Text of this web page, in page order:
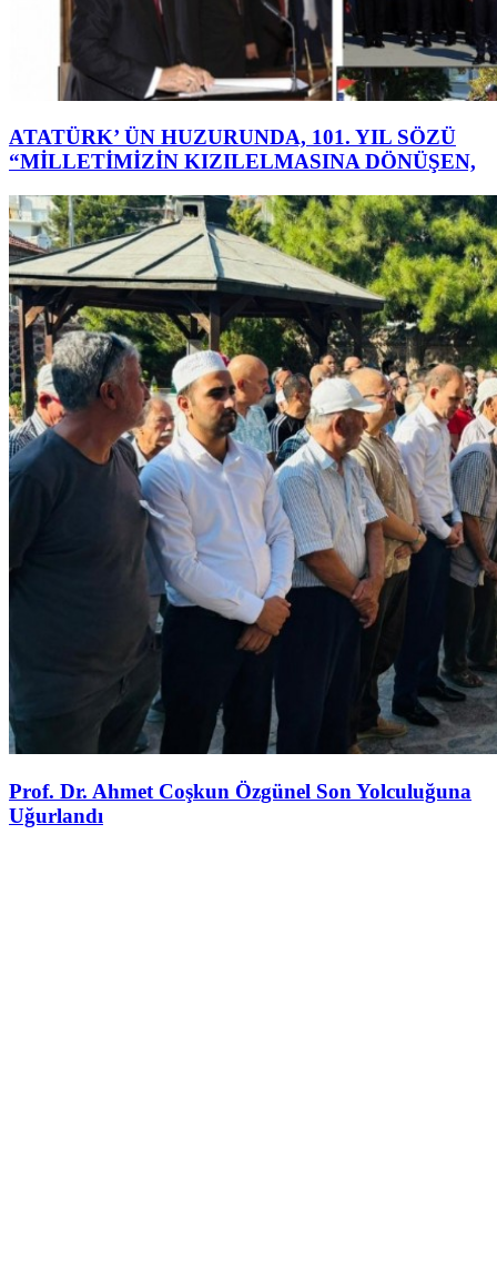
ATATÜRK’ ÜN HUZURUNDA, 101. YIL SÖZÜ
“MİLLETİMİZİN KIZILELMASINA DÖNÜŞEN,
Prof. Dr. Ahmet Coşkun Özgünel Son Yolculuğuna
Uğurlandı